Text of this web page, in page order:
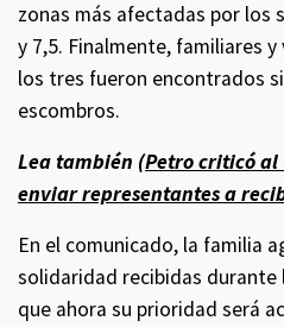
zonas más afectadas por los
y 7,5. Finalmente, familiares
los tres fueron encontrados
escombros.
Lea también (Petro criticó al
enviar representantes a
En el comunicado, la familia
solidaridad recibidas durante
que ahora su prioridad será